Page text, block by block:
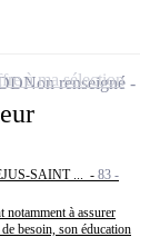
SAINT ... - 83 -
à assurer
besoin, son éducation
Non renseigné
à ma sélection